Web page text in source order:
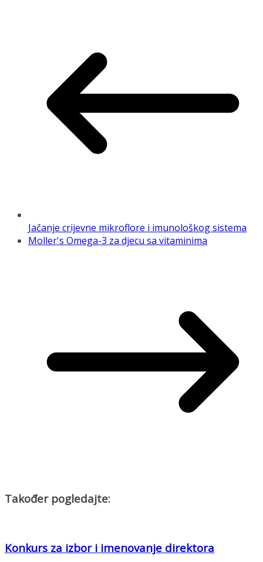
Jačanje crijevne mikroflore i imunološkog sistema
Moller's Omega-3 za djecu sa vitaminima
Također pogledajte:
Konkurs za izbor i imenovanje direktora